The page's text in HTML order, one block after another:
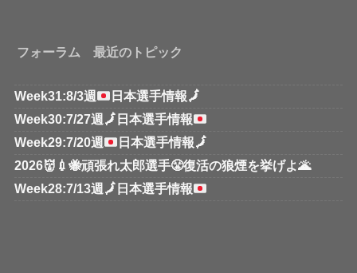
フォーラム 最近のトピック
Week31:8/3週 日本選手情報🗾
Week30:7/27週 🗾 日本選手情報
Week29:7/20週
日本選手情報🗾
2026👹💉🐝頑張れ太郎選手😤復活の狼煙を挙げよ🌋
Week28:7/13週 🗾 日本選手情報